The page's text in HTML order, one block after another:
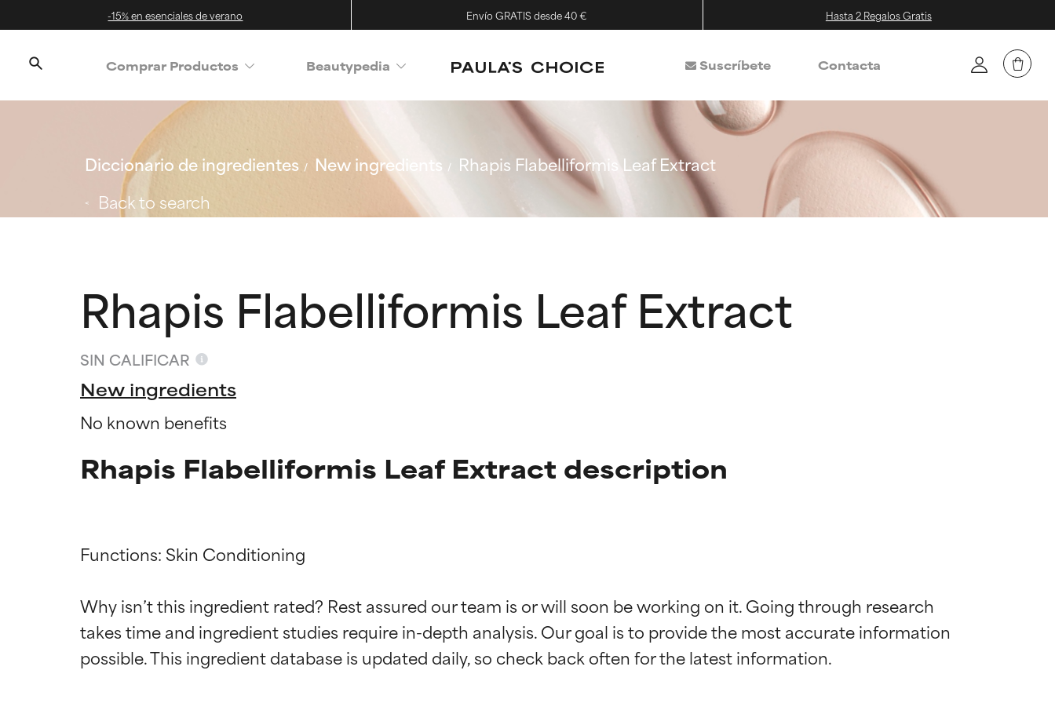
-15% en esenciales de verano Envío GRATIS desde 40 € Hasta 2 Regalos Gratis
Comprar Productos Beautypedia Suscríbete Contacta
Diccionario de ingredientes New ingredients
Rhapis Flabelliformis Leaf Extract
Back to search
Rhapis Flabelliformis Leaf Extract
SIN CALIFICAR
New ingredients
No known benefits
Rhapis Flabelliformis Leaf Extract description
Functions: Skin Conditioning
Why isn’t this ingredient rated? Rest assured our team is or will soon be working on it. Going through research
takes time and ingredient studies require in-depth analysis. Our goal is to provide the most accurate information
Calificaciones de ingredientes
EXCELENTE
Calificaciones de ingredientes
EXCELENTE